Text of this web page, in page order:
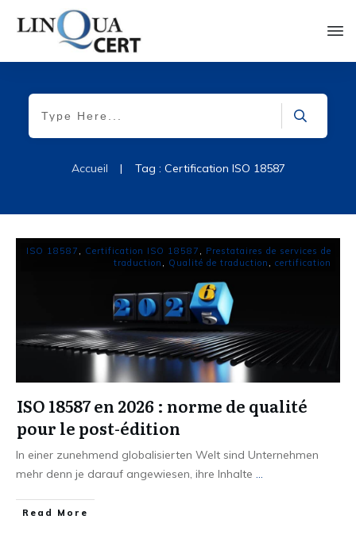
Accueil | Tag : Certification ISO 18587
ISO 18587 , Certification ISO 18587 , Prestataires de services de
traduction , Qualité de traduction , certification
ISO 18587 en 2026 : norme de qualité
pour le post-édition
In einer zunehmend globalisierten Welt sind Unternehmen
mehr denn je darauf angewiesen, ihre Inhalte ...
Read More